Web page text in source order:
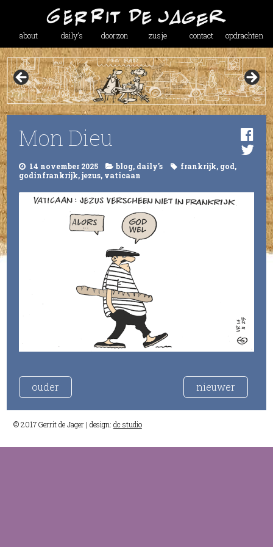
about daily’s doorzon zusje contact opdrachten
Mon Dieu
14 november 2025 blog, daily's frankrijk, god,
godinfrankrijk,jezus, vaticaan
ouder nieuwer
© 2017 Gerrit de Jager | design: dc studio